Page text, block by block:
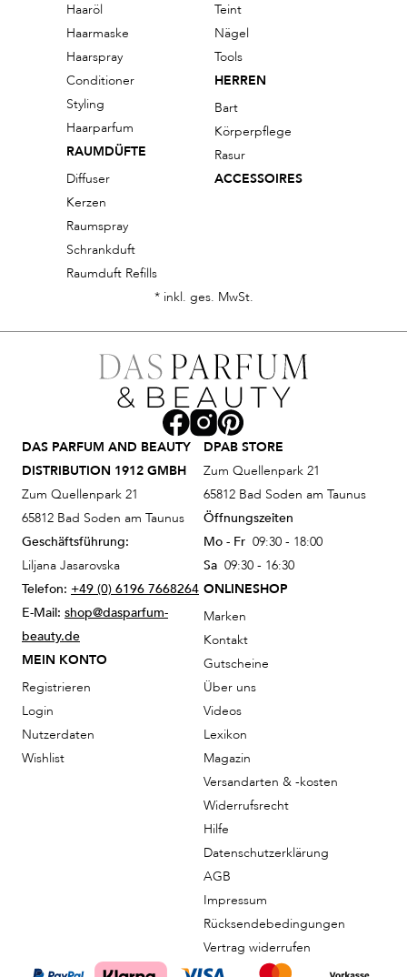
Haaröl
Haarmaske
Haarspray
Conditioner
Styling
Haarparfum
RAUMDÜFTE
Diffuser
Kerzen
Raumspray
Schrankduft
Raumduft Refills
Teint
Nägel
Tools
HERREN
Bart
Körperpflege
Rasur
ACCESSOIRES
* inkl. ges. MwSt.
DAS PARFUM AND BEAUTY
DISTRIBUTION 1912 GMBH
Zum Quellenpark 21
65812 Bad Soden am Taunus
Geschäftsführung:
Liljana Jasarovska
Telefon: +49 (0) 6196 7668264
E-Mail: shop@dasparfum-
beauty.de
MEIN KONTO
Registrieren
Login
Nutzerdaten
Wishlist
DPAB STORE
Zum Quellenpark 21
65812 Bad Soden am Taunus
Öffnungszeiten
Mo - Fr 09:30 - 18:00
Sa 09:30 - 16:30
ONLINESHOP
Marken
Kontakt
Gutscheine
Über uns
Videos
Lexikon
Magazin
Versandarten & -kosten
Widerrufsrecht
Hilfe
Datenschutzerklärung
AGB
Impressum
Rücksendebedingungen
Vertrag widerrufen